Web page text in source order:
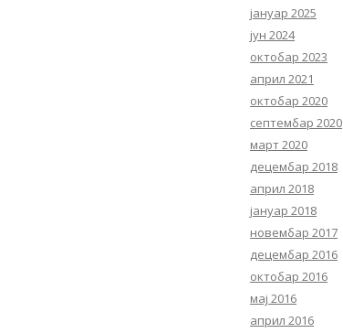
јануар 2025
јун 2024
октобар 2023
април 2021
октобар 2020
септембар 2020
март 2020
децембар 2018
април 2018
јануар 2018
новембар 2017
децембар 2016
октобар 2016
мај 2016
април 2016